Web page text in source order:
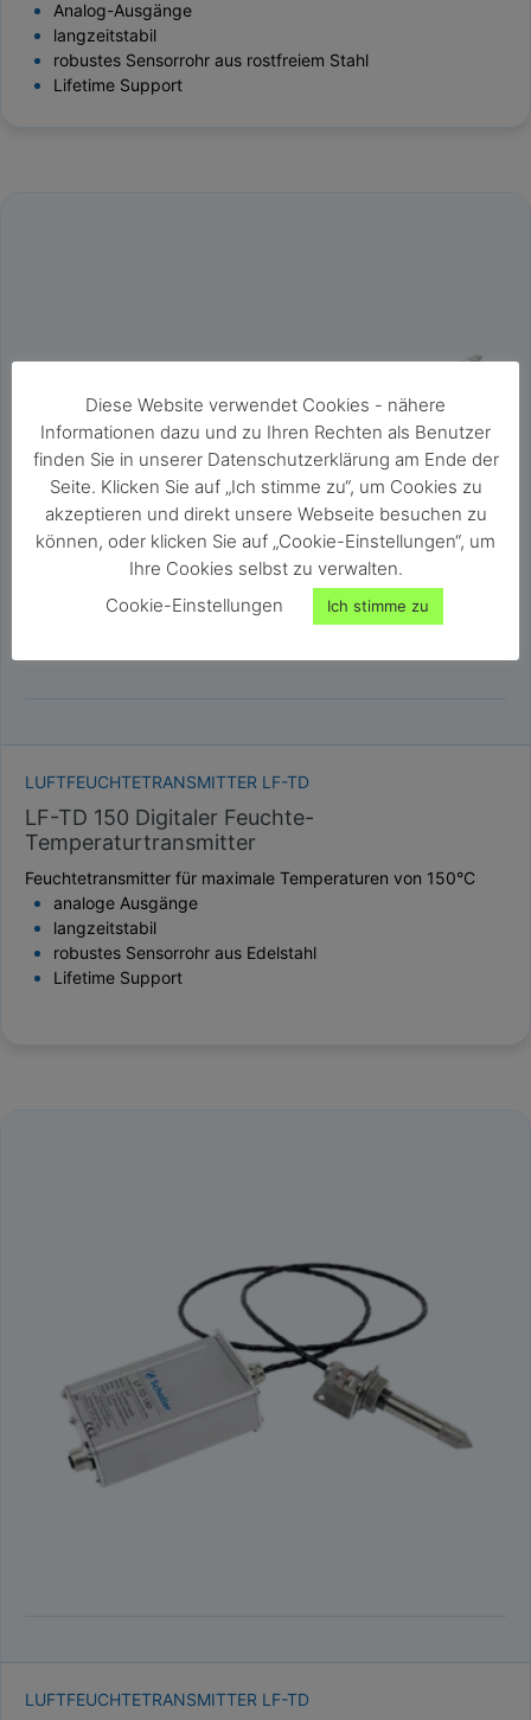
Analog-Ausgänge
langzeitstabil
robustes Sensorrohr aus rostfreiem Stahl
Lifetime Support
LUFTFEUCHTETRANSMITTER LF-TD
LF-TD 150 Digitaler Feuchte-
Temperaturtransmitter
Feuchtetransmitter für maximale Temperaturen von 150°C
analoge Ausgänge
langzeitstabil
robustes Sensorrohr aus Edelstahl
Lifetime Support
LUFTFEUCHTETRANSMITTER LF-TD
Diese Website verwendet Cookies - nähere
Informationen dazu und zu Ihren Rechten als Benutzer
finden Sie in unserer Datenschutzerklärung am Ende der
Seite. Klicken Sie auf „Ich stimme zu“, um Cookies zu
akzeptieren und direkt unsere Webseite besuchen zu
können, oder klicken Sie auf „Cookie-Einstellungen“, um
Ihre Cookies selbst zu verwalten.
Cookie-Einstellungen
Ich stimme zu